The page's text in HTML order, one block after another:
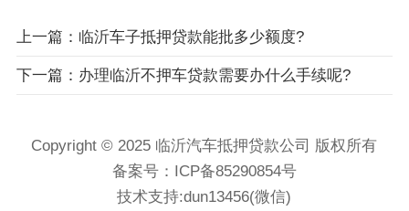
上一篇：临沂车子抵押贷款能批多少额度?
下一篇：办理临沂不押车贷款需要办什么手续呢?
Copyright © 2025 临沂汽车抵押贷款公司 版权所有
备案号： ICP备85290854号
技术支持:dun13456(微信)